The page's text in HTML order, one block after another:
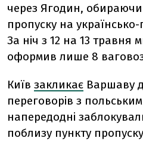
через Ягодин, обираючи
пропуску на
За ніч з 12 на 13 травня
оформив лише 8
Київ закликає Варшаву
переговорів з
напередодні
поблизу пункту